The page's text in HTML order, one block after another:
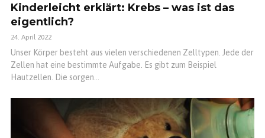
Kinderleicht erklärt: Krebs – was ist das
eigentlich?
24. April 2022
Unser Körper besteht aus vielen verschiedenen Zelltypen. Jede der
Zellen hat eine bestimmte Aufgabe. Es gibt zum Beispiel
Hautzellen. Die sorgen...